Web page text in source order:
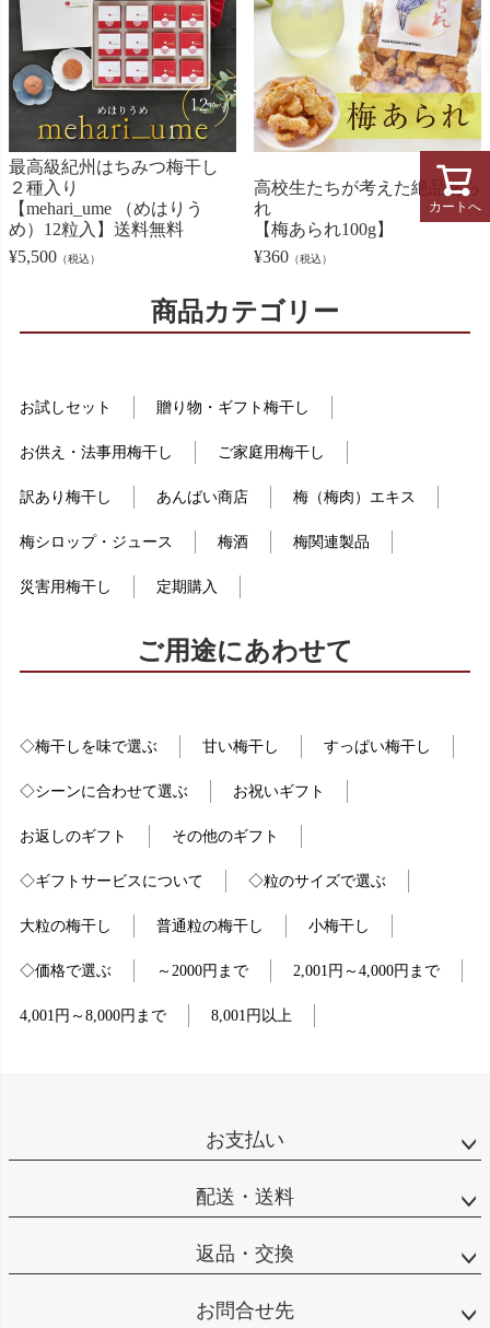
カートへ
最高級紀州はちみつ梅干し
２種入り
【mehari_ume （めはりう
め）12粒入】送料無料
¥5,500 （税込）
高校生たちが考えた絶品あら
れ
【梅あられ100g】
¥360 （税込）
商品カテゴリー
お試しセット 贈り物・ギフト梅干し
お供え・法事用梅干し ご家庭用梅干し
訳あり梅干し あんばい商店 梅（梅肉）エキス
梅シロップ・ジュース 梅酒 梅関連製品
災害用梅干し 定期購入
ご用途にあわせて
◇梅干しを味で選ぶ 甘い梅干し すっぱい梅干し
◇シーンに合わせて選ぶ お祝いギフト
お返しのギフト その他のギフト
◇ギフトサービスについて ◇粒のサイズで選ぶ
大粒の梅干し 普通粒の梅干し 小梅干し
◇価格で選ぶ ～2000円まで 2,001円～4,000円まで
4,001円～8,000円まで 8,001円以上
お支払い
配送・送料
返品・交換
お問合せ先